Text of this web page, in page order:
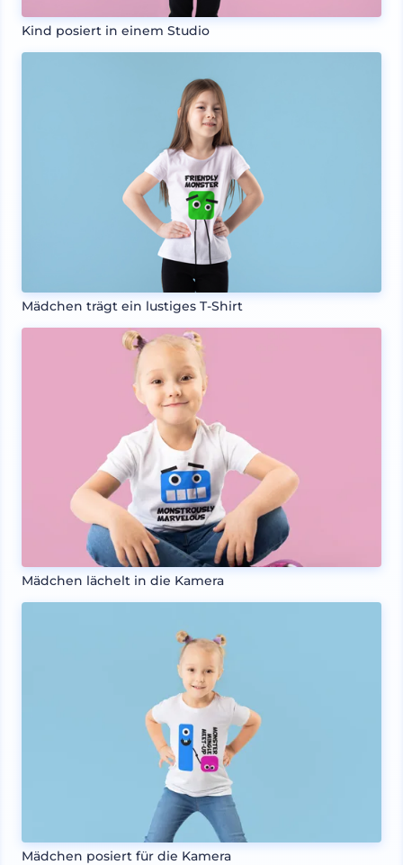
Kind posiert in einem Studio
Mädchen trägt ein lustiges T-Shirt
Mädchen lächelt in die Kamera
Mädchen posiert für die Kamera